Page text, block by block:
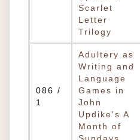
Scarlet
Letter
Trilogy
086 /
1
Adultery as
Writing and
Language
Games in
John
Updike's A
Month of